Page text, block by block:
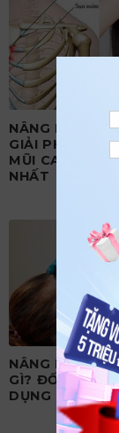
NÂNG MŨI
GIẢI PHÁP
MŨI CAO ĐẸP
NHẤT
NÂNG MŨI S
GÌ? ĐỐI
DỤNG S LINE 3D